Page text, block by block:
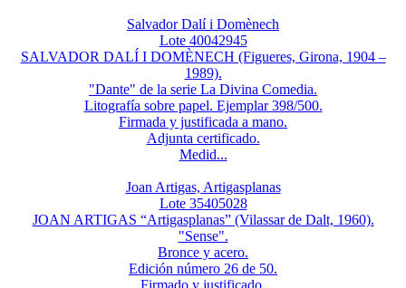
Salvador Dalí i Domènech
Lote 40042945
SALVADOR DALÍ I DOMÈNECH (Figueres, Girona, 1904 –
1989).
"Dante" de la serie La Divina Comedia.
Litografía sobre papel. Ejemplar 398/500.
Firmada y justificada a mano.
Adjunta certificado.
Medid...
Joan Artigas, Artigasplanas
Lote 35405028
JOAN ARTIGAS “Artigasplanas” (Vilassar de Dalt, 1960).
"Sense".
Bronce y acero.
Edición número 26 de 50.
Firmado y justificado.